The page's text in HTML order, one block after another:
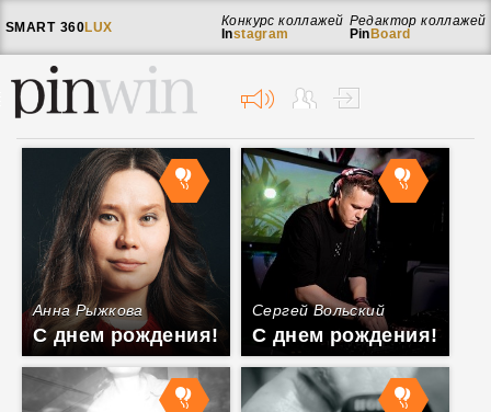
SMART 360LUX
Редактор коллажей
Pin Board
Конкурс коллажей
Instagram
Анна Рыжкова
С днем рождения!
Сергей Вольский
С днем рождения!